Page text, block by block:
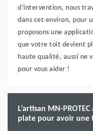
d'intervention, nous
dans cet environ, pour
proposons une
que votre toit devient
haute qualité, aussi ne
pour vous aider !
L’artisan MN-
plate pour avoir une